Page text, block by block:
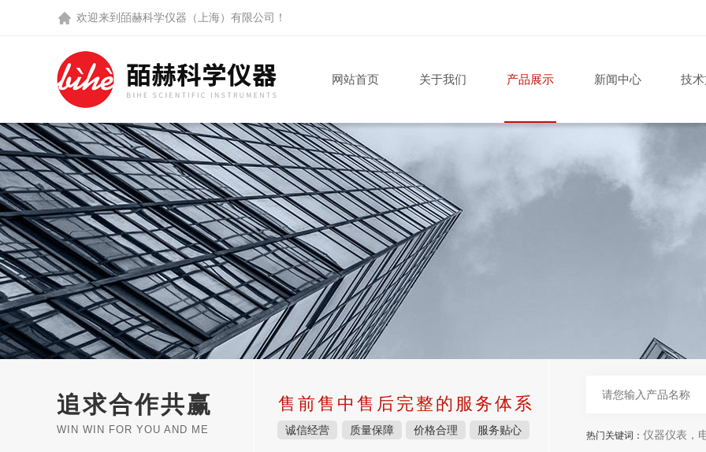
欢迎来到 皕赫科学仪器（上海）有限公司 ！
网站首页 关于我们 产品展示 新闻中心 技
追求合作共赢
WIN WIN FOR YOU AND ME
售前售中售后完整的服务体系
诚信经营 质量保障 价格合理 服务贴心 热门关键词： 仪器仪表，电